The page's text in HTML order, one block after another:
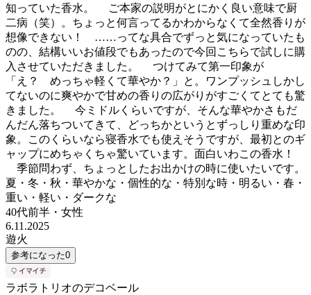
知っていた香水。 ご本家の説明がとにかく良い意味で厨
二病（笑）。ちょっと何言ってるかわからなくて全然香りが
想像できない！ ……ってな具合でずっと気になっていたも
のの、結構いいお値段でもあったので今回こちらで試しに購
入させていただきました。 つけてみて第一印象が
「え？ めっちゃ軽くて華やか？」と。ワンプッシュしかし
てないのに爽やかで甘めの香りの広がりがすごくてとても驚
きました。 今ミドルくらいですが、そんな華やかさもだ
んだん落ちついてきて、どっちかというとずっしり重めな印
象。このくらいなら寝香水でも使えそうですが、最初とのギ
ャップにめちゃくちゃ驚いています。面白いわこの香水！
季節問わず、ちょっとしたお出かけの時に使いたいです。
夏・冬・秋・華やかな・個性的な・特別な時・明るい・春・
重い・軽い・ダークな
40代前半 ・ 女性
6.11.2025
遊火
参考になった0
ラボラトリオのデコベール